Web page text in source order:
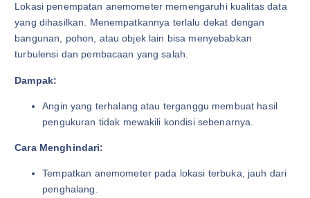
Lokasi penempatan anemometer memengaruhi kualitas data
yang dihasilkan. Menempatkannya terlalu dekat dengan
bangunan, pohon, atau objek lain bisa menyebabkan
turbulensi dan pembacaan yang salah.
Dampak:
Angin yang terhalang atau terganggu membuat hasil
pengukuran tidak mewakili kondisi sebenarnya.
Cara Menghindari:
Tempatkan anemometer pada lokasi terbuka, jauh dari
penghalang.